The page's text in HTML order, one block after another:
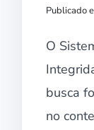
Publicado
O
busca
no